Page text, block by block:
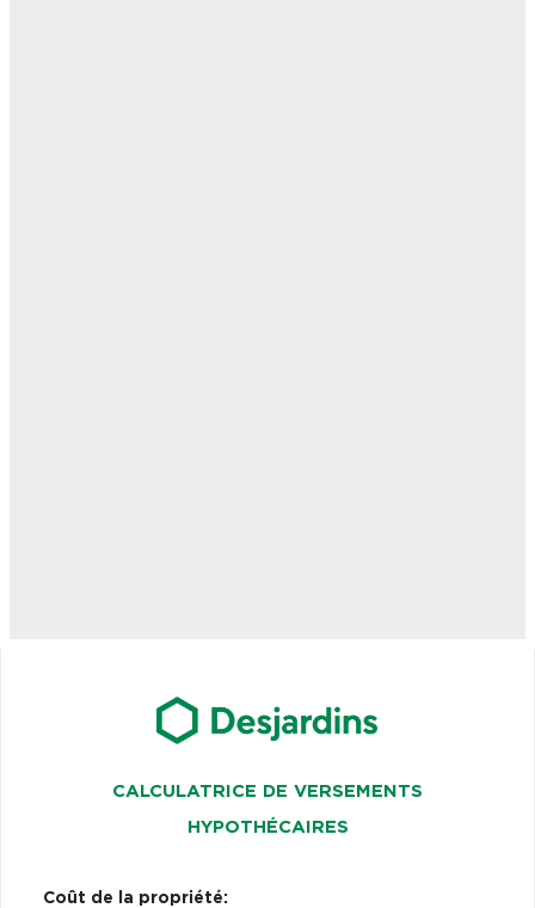
CALCULATRICE DE VERSEMENTS
HYPOTHÉCAIRES
Coût de la propriété: